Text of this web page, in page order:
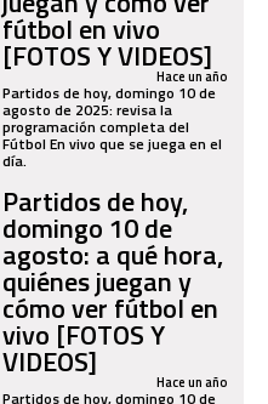
fútbol en vivo
[FOTOS Y VIDEOS]
Hace un año
Partidos de hoy, domingo 10 de
agosto de 2025: revisa la
programación completa del
Fútbol En vivo que se juega en el
día.
Partidos de hoy,
domingo 10 de
agosto: a qué hora,
quiénes juegan y
cómo ver fútbol en
vivo [FOTOS Y
VIDEOS] Hace un año
Partidos de hoy, domingo 10 de